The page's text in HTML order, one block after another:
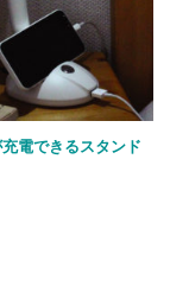
電できるスタンド